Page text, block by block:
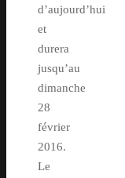
d’aujourd’hui
et
durera
jusqu’au
dimanche
28
février
2016.
Le